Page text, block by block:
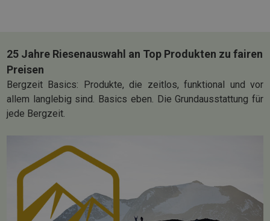
25 Jahre Riesenauswahl an Top Produkten zu fairen
Preisen
Bergzeit Basics: Produkte, die zeitlos, funktional und vor
allem langlebig sind. Basics eben. Die Grundausstattung für
jede Bergzeit.